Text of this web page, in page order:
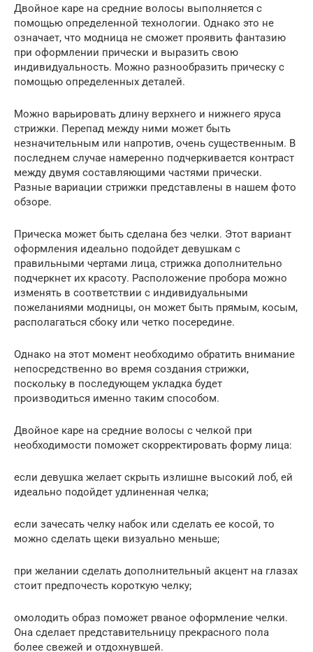
Двойное каре на средние волосы выполняется с
помощью определенной технологии. Однако это не
означает, что модница не сможет проявить фантазию
при оформлении прически и выразить свою
индивидуальность. Можно разнообразить прическу с
помощью определенных деталей.
Можно варьировать длину верхнего и нижнего яруса
стрижки. Перепад между ними может быть
незначительным или напротив, очень существенным. В
последнем случае намеренно подчеркивается контраст
между двумя составляющими частями прически.
Разные вариации стрижки представлены в нашем фото
обзоре.
Прическа может быть сделана без челки. Этот вариант
оформления идеально подойдет девушкам с
правильными чертами лица, стрижка дополнительно
подчеркнет их красоту. Расположение пробора можно
изменять в соответствии с индивидуальными
пожеланиями модницы, он может быть прямым, косым,
располагаться сбоку или четко посередине.
Однако на этот момент необходимо обратить внимание
непосредственно во время создания стрижки,
поскольку в последующем укладка будет
производиться именно таким способом.
Двойное каре на средние волосы с челкой при
необходимости поможет скорректировать форму лица:
если девушка желает скрыть излишне высокий лоб, ей
идеально подойдет удлиненная челка;
если зачесать челку набок или сделать ее косой, то
можно сделать щеки визуально меньше;
при желании сделать дополнительный акцент на глазах
стоит предпочесть короткую челку;
омолодить образ поможет рваное оформление челки.
Она сделает представительницу прекрасного пола
более свежей и отдохнувшей.